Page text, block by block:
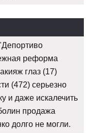
реформа
глаз (17)
(472) серьезно
и даже искалечить
продажа
долго не могли.